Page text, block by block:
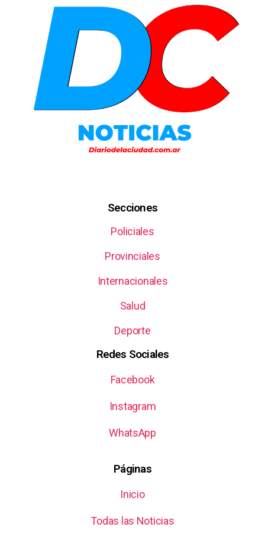
Secciones
Policiales
Provinciales
Internacionales
Salud
Deporte
Redes Sociales
Facebook
Instagram
WhatsApp
Páginas
Inicio
Todas las Noticias